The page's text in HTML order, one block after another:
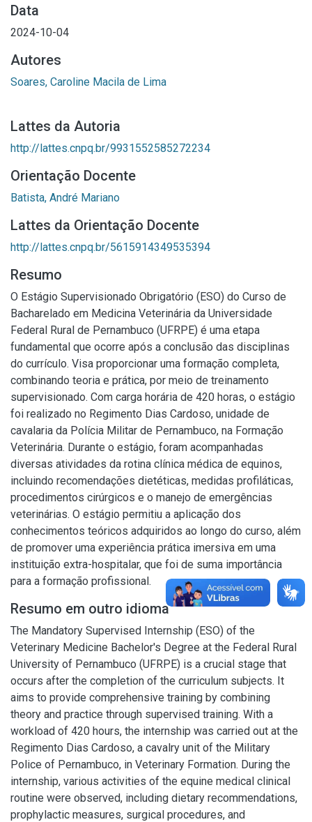
Data
2024-10-04
Autores
Soares, Caroline Macila de Lima
Lattes da Autoria
http://lattes.cnpq.br/9931552585272234
Orientação Docente
Batista, André Mariano
Lattes da Orientação Docente
http://lattes.cnpq.br/5615914349535394
Resumo
O Estágio Supervisionado Obrigatório (ESO) do Curso de
Bacharelado em Medicina Veterinária da Universidade
Federal Rural de Pernambuco (UFRPE) é uma etapa
fundamental que ocorre após a conclusão das disciplinas
do currículo. Visa proporcionar uma formação completa,
combinando teoria e prática, por meio de treinamento
supervisionado. Com carga horária de 420 horas, o estágio
foi realizado no Regimento Dias Cardoso, unidade de
cavalaria da Polícia Militar de Pernambuco, na Formação
Veterinária. Durante o estágio, foram acompanhadas
diversas atividades da rotina clínica médica de equinos,
incluindo recomendações dietéticas, medidas profiláticas,
procedimentos cirúrgicos e o manejo de emergências
veterinárias. O estágio permitiu a aplicação dos
conhecimentos teóricos adquiridos ao longo do curso, além
de promover uma experiência prática imersiva em uma
instituição extra-hospitalar, que foi de suma importância
para a formação profissional.
Resumo em outro idioma
The Mandatory Supervised Internship (ESO) of the
Veterinary Medicine Bachelor's Degree at the Federal Rural
University of Pernambuco (UFRPE) is a crucial stage that
occurs after the completion of the curriculum subjects. It
aims to provide comprehensive training by combining
theory and practice through supervised training. With a
workload of 420 hours, the internship was carried out at the
Regimento Dias Cardoso, a cavalry unit of the Military
Police of Pernambuco, in Veterinary Formation. During the
internship, various activities of the equine medical clinical
routine were observed, including dietary recommendations,
prophylactic measures, surgical procedures, and